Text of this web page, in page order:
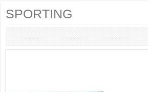
SPORTING